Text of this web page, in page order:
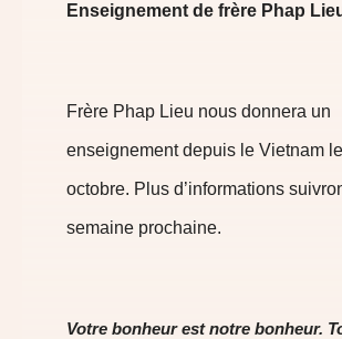
Enseignement de frère Phap
Frère Phap Lieu nous donnera un
enseignement depuis le Vietnam
octobre. Plus d’informations
semaine prochaine.
Votre bonheur est notre bonheur.